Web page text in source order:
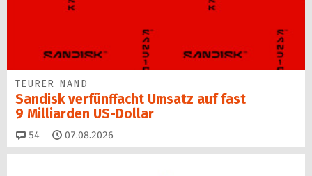
TEURER NAND
Sandisk verfünffacht Umsatz auf fast
9 Milliarden US-Dollar
54 Kommentare
07.08.2026